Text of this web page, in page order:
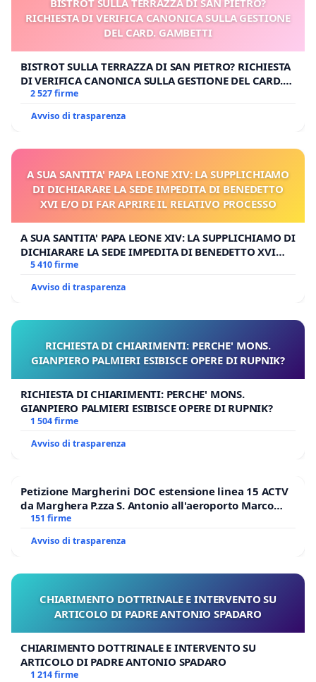
BISTROT SULLA TERRAZZA DI SAN PIETRO?
RICHIESTA DI VERIFICA CANONICA SULLA GESTIONE
DEL CARD. GAMBETTI
BISTROT SULLA TERRAZZA DI SAN PIETRO? RICHIESTA
DI VERIFICA CANONICA SULLA GESTIONE DEL CARD.
GAMBETTI
2 527 firme
Avviso di trasparenza
A SUA SANTITA' PAPA LEONE XIV: LA SUPPLICHIAMO
DI DICHIARARE LA SEDE IMPEDITA DI BENEDETTO
XVI E/O DI FAR APRIRE IL RELATIVO PROCESSO
A SUA SANTITA' PAPA LEONE XIV: LA SUPPLICHIAMO DI
DICHIARARE LA SEDE IMPEDITA DI BENEDETTO XVI
E/O DI FAR APRIRE IL RELATIVO PROCESSO
5 410 firme
Avviso di trasparenza
RICHIESTA DI CHIARIMENTI: PERCHE' MONS.
GIANPIERO PALMIERI ESIBISCE OPERE DI RUPNIK?
RICHIESTA DI CHIARIMENTI: PERCHE' MONS.
GIANPIERO PALMIERI ESIBISCE OPERE DI RUPNIK?
1 504 firme
Avviso di trasparenza
Petizione Margherini DOC estensione linea 15 ACTV
da Marghera P.zza S. Antonio all'aeroporto Marco
Polo tariffa a € 1,50
151 firme
Avviso di trasparenza
CHIARIMENTO DOTTRINALE E INTERVENTO SU
ARTICOLO DI PADRE ANTONIO SPADARO
CHIARIMENTO DOTTRINALE E INTERVENTO SU
ARTICOLO DI PADRE ANTONIO SPADARO
1 214 firme